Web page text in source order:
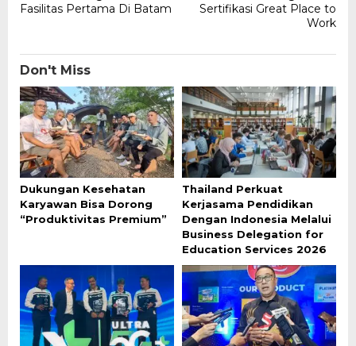
Fasilitas Pertama Di Batam
Sertifikasi Great Place to
Work
Don't Miss
Dukungan Kesehatan
Karyawan Bisa Dorong
“Produktivitas Premium”
Thailand Perkuat
Kerjasama Pendidikan
Dengan Indonesia Melalui
Business Delegation for
Education Services 2026